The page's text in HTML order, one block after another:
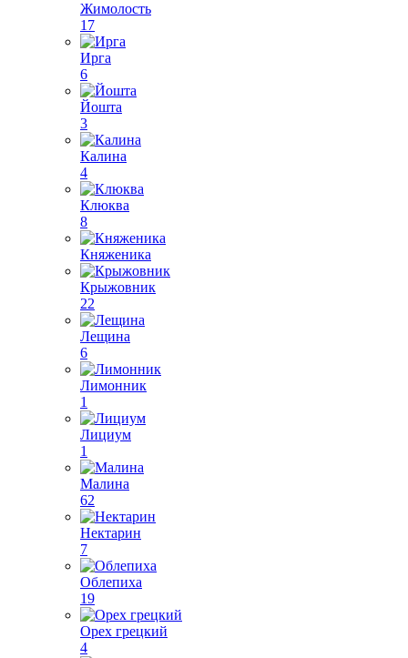
Жимолость
17
Ирга
6
Йошта
3
Калина
4
Клюква
8
Княженика
Крыжовник
22
Лещина
6
Лимонник
1
Лициум
1
Малина
62
Нектарин
7
Облепиха
19
Орех грецкий
4